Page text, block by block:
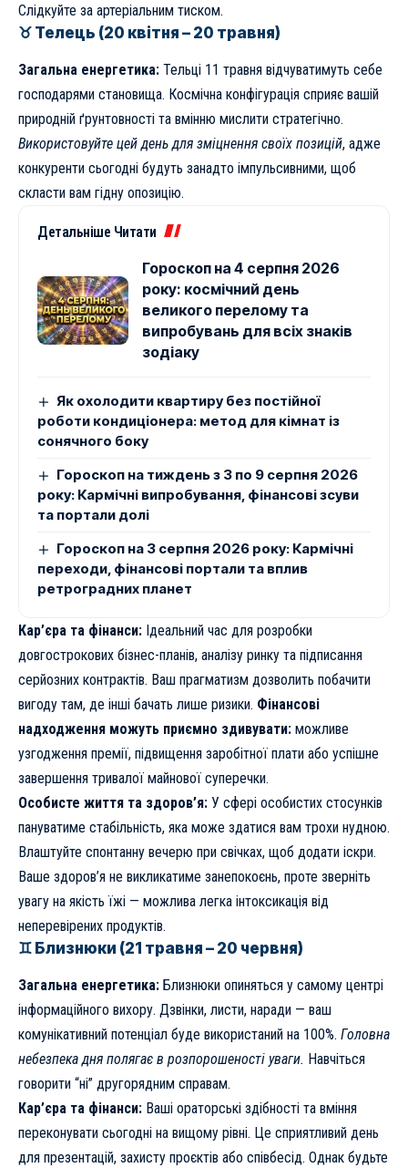
Слідкуйте за артеріальним тиском.
♉ Телець (20 квітня – 20 травня)
Загальна енергетика: Тельці 11 травня відчуватимуть себе
господарями становища. Космічна конфігурація сприяє вашій
природній ґрунтовності та вмінню мислити стратегічно.
Використовуйте цей день для зміцнення своїх позицій, адже
конкуренти сьогодні будуть занадто імпульсивними, щоб
скласти вам гідну опозицію.
Детальніше Читати
Гороскоп на 4 серпня 2026
року: космічний день
великого перелому та
випробувань для всіх знаків
зодіаку
Як охолодити квартиру без постійної
роботи кондиціонера: метод для кімнат із
сонячного боку
Гороскоп на тиждень з 3 по 9 серпня 2026
року: Кармічні випробування, фінансові зсуви
та портали долі
Гороскоп на 3 серпня 2026 року: Кармічні
переходи, фінансові портали та вплив
ретроградних планет
Кар’єра та фінанси: Ідеальний час для розробки
довгострокових бізнес-планів, аналізу ринку та підписання
серйозних контрактів. Ваш прагматизм дозволить побачити
вигоду там, де інші бачать лише ризики. Фінансові
надходження можуть приємно здивувати: можливе
узгодження премії, підвищення заробітної плати або успішне
завершення тривалої майнової суперечки.
Особисте життя та здоров’я: У сфері особистих стосунків
пануватиме стабільність, яка може здатися вам трохи нудною.
Влаштуйте спонтанну вечерю при свічках, щоб додати іскри.
Ваше здоров’я не викликатиме занепокоєнь, проте зверніть
увагу на якість їжі — можлива легка інтоксикація від
неперевірених продуктів.
♊ Близнюки (21 травня – 20 червня)
Загальна енергетика: Близнюки опиняться у самому центрі
інформаційного вихору. Дзвінки, листи, наради — ваш
комунікативний потенціал буде використаний на 100%. Головна
небезпека дня полягає в розпорошеності уваги. Навчіться
говорити “ні” другорядним справам.
Кар’єра та фінанси: Ваші ораторські здібності та вміння
переконувати сьогодні на вищому рівні. Це сприятливий день
для презентацій, захисту проєктів або співбесід. Однак будьте